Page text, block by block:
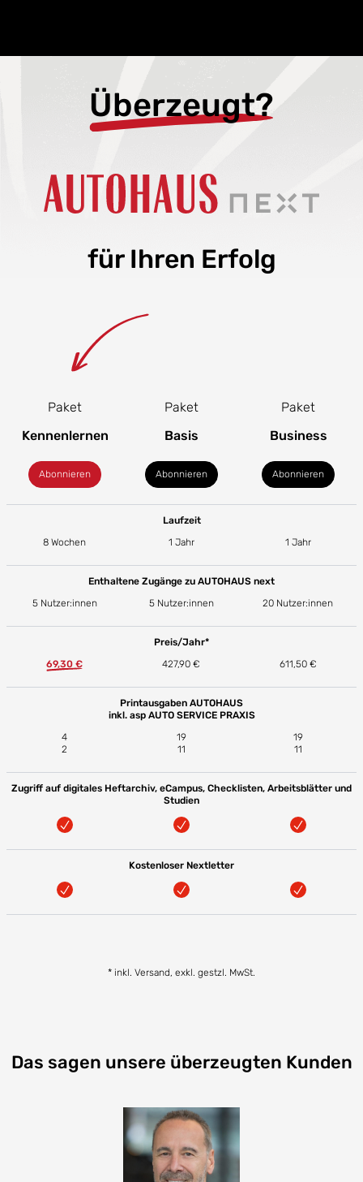
Überzeugt?
für Ihren Erfolg
Paket
Kennenlernen
Abonnieren
Paket
Basis
Abonnieren
Paket
Business
Abonnieren
Laufzeit
8 Wochen
1 Jahr 1 Jahr
Enthaltene Zugänge zu AUTOHAUS next
5 Nutzer:innen
5 Nutzer:innen 20 Nutzer:innen
Preis/Jahr*
69,30 €
427,90 € 611,50 €
Printausgaben AUTOHAUS
inkl. asp AUTO SERVICE PRAXIS
4
2
19
11
19
11
Zugriff auf digitales Heftarchiv, eCampus, Checklisten, Arbeitsblätter und
Studien
Kostenloser Nextletter
* inkl. Versand, exkl. gestzl. MwSt.
Das sagen unsere überzeugten Kunden